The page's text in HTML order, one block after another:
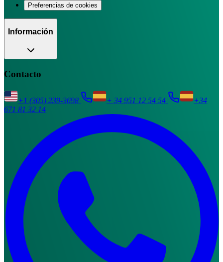
Preferencias de cookies
Información
Contacto
+1 (305) 239-3698 + 34 951 12 54 54
+34
671 81 32 14